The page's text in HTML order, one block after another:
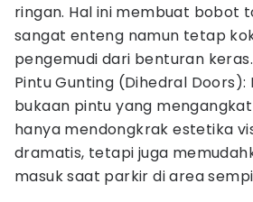
ringan. Hal ini membuat bobot
sangat enteng namun tetap
pengemudi dari benturan keras.
Pintu Gunting (Dihedral Doors):
bukaan pintu yang
hanya mendongkrak estetika
dramatis, tetapi juga
masuk saat parkir di area